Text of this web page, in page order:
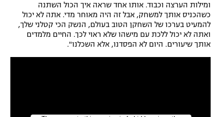
תקנון פעילות ספורט 1
רשיון להקרנה פומבית לבית עסק
ומילות הערצה וכבוד. אותו אחד שראה איך הכול השתנה
כשהכניס אותך למשחק, אבל זה היה מאוחר מדי. אתה לא יכול
להמעיט בערכו של השחקן הטוב בעולם, הנשק הכי קטלני שלך,
ואתה לא יכול ללכת עם מישהו שלא ראוי לכך. החיים מלמדים
אותך שיעורים. היום לא הפסדנו, אלא השכלנו".